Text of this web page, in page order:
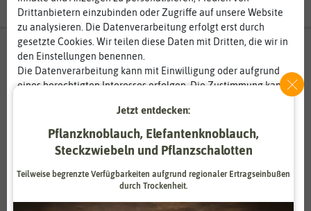
Pflanzgut- Pilzbrut
Pilze aus dem Garten? Auch das ist möglich.
Kellergewölbe voller Kisten, in denen die Pilzbrut einen
köstlichen Duft verbreitet. Pilze können Sie aber auch im Garten
anziehen und ernten. Pilze wie Austernpilze, Champignons oder
Kräuterseitlinge lassen sich relativ einfach anbauen. Sie
brauchen nur eine gute Pilzbrut und ein hochwertiges Substrat.
Mit Geduld und guter Pflege können Sie schon bald die Pilze im
eigenen Garten ernten.
Drittanbietern einzubinden oder Zugriffe auf unsere Website
zu analysieren. Die Datenverarbeitung erfolgt erst durch
gesetzte Cookies. Wir teilen diese Daten mit Dritten, die wir in
den Einstellungen benennen.
Die Datenverarbeitung kann mit Einwilligung oder aufgrund
eines berechtigten Interesses erfolgen. Die Zustimmung kann
einzuwilligen und die Einwilligung zu einem späteren
Zeitpunkt zu ändern oder zu widerrufen. Weitere
Informationen zur Verwendung personenbezogener Daten und
den Diensten erklären wir in unsererDaten­schutz­erklärung
Jetzt entdecken:
Pflanzknoblauch, Elefantenknoblauch,
Steckzwiebeln und Pflanzschalotten
Teilweise begrenzte Verfügbarkeiten aufgrund regionaler Ertragseinbußen
durch Trockenheit.